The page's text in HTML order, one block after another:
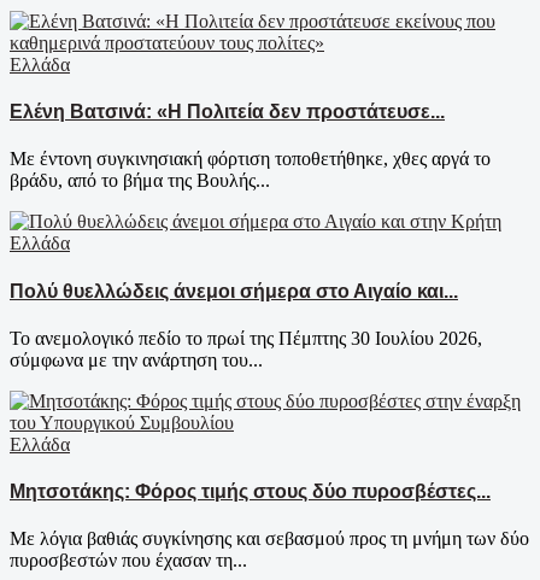
Ελλάδα
Ελένη Βατσινά: «Η Πολιτεία δεν προστάτευσε...
Με έντονη συγκινησιακή φόρτιση τοποθετήθηκε, χθες αργά το
βράδυ, από το βήμα της Βουλής...
Ελλάδα
Πολύ θυελλώδεις άνεμοι σήμερα στο Αιγαίο και...
Το ανεμολογικό πεδίο το πρωί της Πέμπτης 30 Ιουλίου 2026,
σύμφωνα με την ανάρτηση του...
Ελλάδα
Μητσοτάκης: Φόρος τιμής στους δύο πυροσβέστες...
Με λόγια βαθιάς συγκίνησης και σεβασμού προς τη μνήμη των δύο
πυροσβεστών που έχασαν τη...